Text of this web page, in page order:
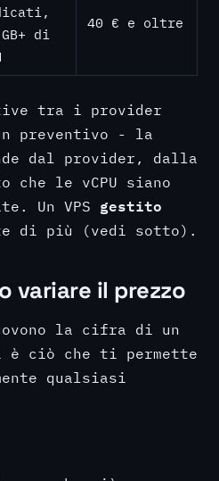
di
40 € e oltre
tra i provider
preventivo - la
dal provider, dalla
le vCPU siano
Un VPS gestito
di più (vedi sotto).
variare il prezzo
la cifra di un
è ciò che ti permette
qualsiasi